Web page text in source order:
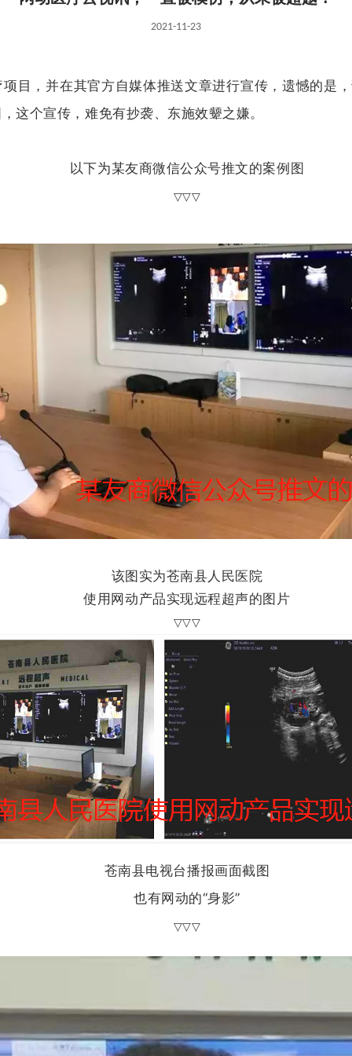
2021-11-23
目，并在其官方自媒体推送文章进行宣传，遗憾的是
这个宣传，难免有抄袭、东施效颦之嫌。
以下为某友商微信公众号推文的案例图
▽▽▽
该图实为苍南县人民医院
使用网动产品实现远程超声的图片
▽▽▽
苍南县电视台播报画面截图
也有网动的“身影”
▽▽▽